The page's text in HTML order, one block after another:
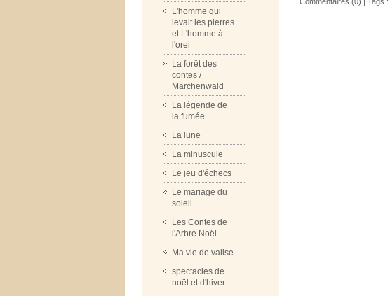
L'homme qui
levait les pierres
et L'homme à
l'orei
La forêt des
contes /
Märchenwald
La légende de
la fumée
La lune
La minuscule
Le jeu d'échecs
Le mariage du
soleil
Les Contes de
l'Arbre Noël
Ma vie de valise
spectacles de
noël et d'hiver